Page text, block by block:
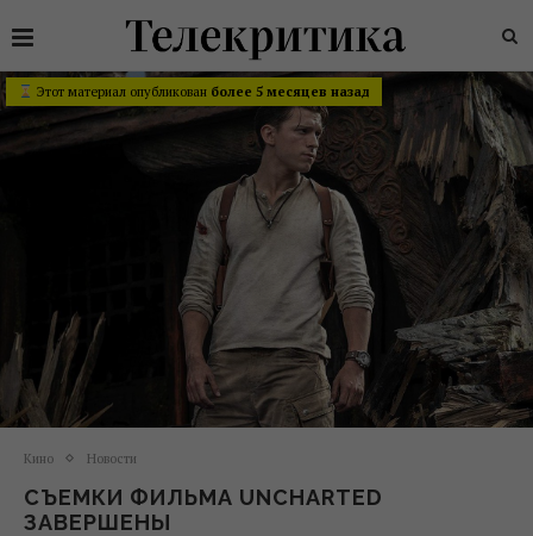
Этот материал опубликован более 5 месяцев назад
Кино Новости
СЪЕМКИ ФИЛЬМА UNCHARTED
ЗАВЕРШЕНЫ